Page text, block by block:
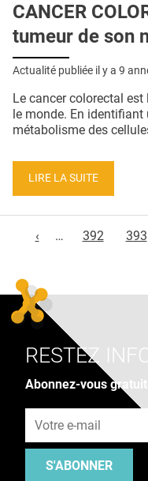
CANCER
tumeur de son
Actualité publiée il y a 9
Le cancer colorectal
le monde. En
métabolisme des
LIRE LA SUITE
‹
… 392 393
RESTEZ
Abonnez-vous
S'ABONNER